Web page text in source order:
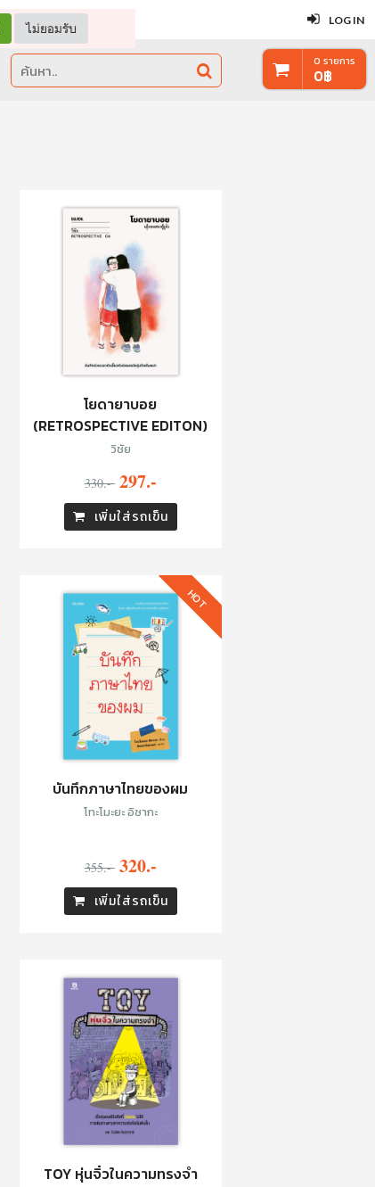
ปิดLOG IN
ไม่ยอมรับ
0 รายการ
0฿
โยดายาบอย
(RETROSPECTIVE EDITON)
วิชัย
330.- 297.-
เพิ่มใส่รถเข็น
บันทึกภาษาไทยของผม
โทะโมะยะ อิซากะ
355.- 320.-
เพิ่มใส่รถเข็น
HOT
TOY หุ่นจิ๋วในความทรงจำ